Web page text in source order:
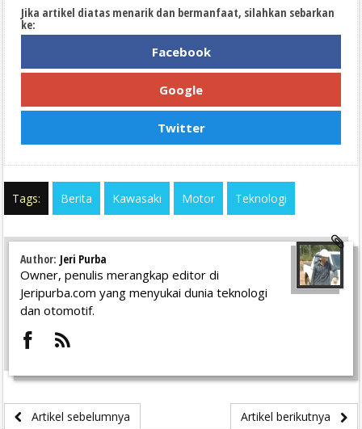
Jika artikel diatas menarik dan bermanfaat, silahkan sebarkan
ke:
Facebook
Google
Twitter
Tags: Berita Kawasaki Motor Teknologi
Author: Jeri Purba
Owner, penulis merangkap editor di
Jeripurba.com yang menyukai dunia teknologi
dan otomotif.
Artikel sebelumnya Artikel berikutnya